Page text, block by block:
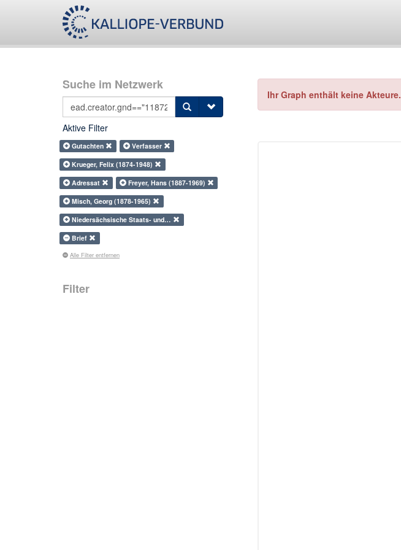
Suche im Netzwerk
Aktive Filter
Gutachten
Verfasser
Krueger, Felix (1874-1948)
Adressat
Freyer, Hans (1887-1969)
Misch, Georg (1878-1965)
Niedersächsische Staats- und…
Brief
Alle Filter entfernen
Filter
Ihr Graph enthält keine Akteure.